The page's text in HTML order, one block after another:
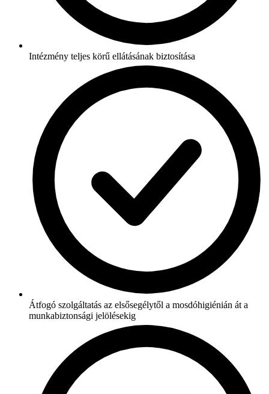
Intézmény teljes körű ellátásának biztosítása
Átfogó szolgáltatás az elsősegélytől a mosdóhigiénián át a
munkabiztonsági jelölésekig